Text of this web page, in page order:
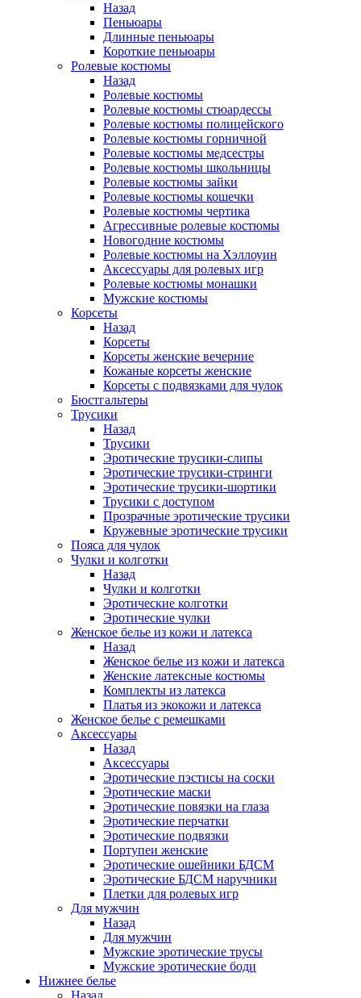
Назад
Пеньюары
Длинные пеньюары
Короткие пеньюары
Ролевые костюмы
Назад
Ролевые костюмы
Ролевые костюмы стюардессы
Ролевые костюмы полицейского
Ролевые костюмы горничной
Ролевые костюмы медсестры
Ролевые костюмы школьницы
Ролевые костюмы зайки
Ролевые костюмы кошечки
Ролевые костюмы чертика
Агрессивные ролевые костюмы
Новогодние костюмы
Ролевые костюмы на Хэллоуин
Аксессуары для ролевых игр
Ролевые костюмы монашки
Мужские костюмы
Корсеты
Назад
Корсеты
Корсеты женские вечерние
Кожаные корсеты женские
Корсеты с подвязками для чулок
Бюстгальтеры
Трусики
Назад
Трусики
Эротические трусики-слипы
Эротические трусики-стринги
Эротические трусики-шортики
Трусики с доступом
Прозрачные эротические трусики
Кружевные эротические трусики
Пояса для чулок
Чулки и колготки
Назад
Чулки и колготки
Эротические колготки
Эротические чулки
Женское белье из кожи и латекса
Назад
Женское белье из кожи и латекса
Женские латексные костюмы
Комплекты из латекса
Платья из экокожи и латекса
Женское белье с ремешками
Аксессуары
Назад
Аксессуары
Эротические пэстисы на соски
Эротические маски
Эротические повязки на глаза
Эротические перчатки
Эротические подвязки
Портупеи женские
Эротические ошейники БДСМ
Эротические БДСМ наручники
Плетки для ролевых игр
Для мужчин
Назад
Для мужчин
Мужские эротические трусы
Мужские эротические боди
Нижнее белье
Назад